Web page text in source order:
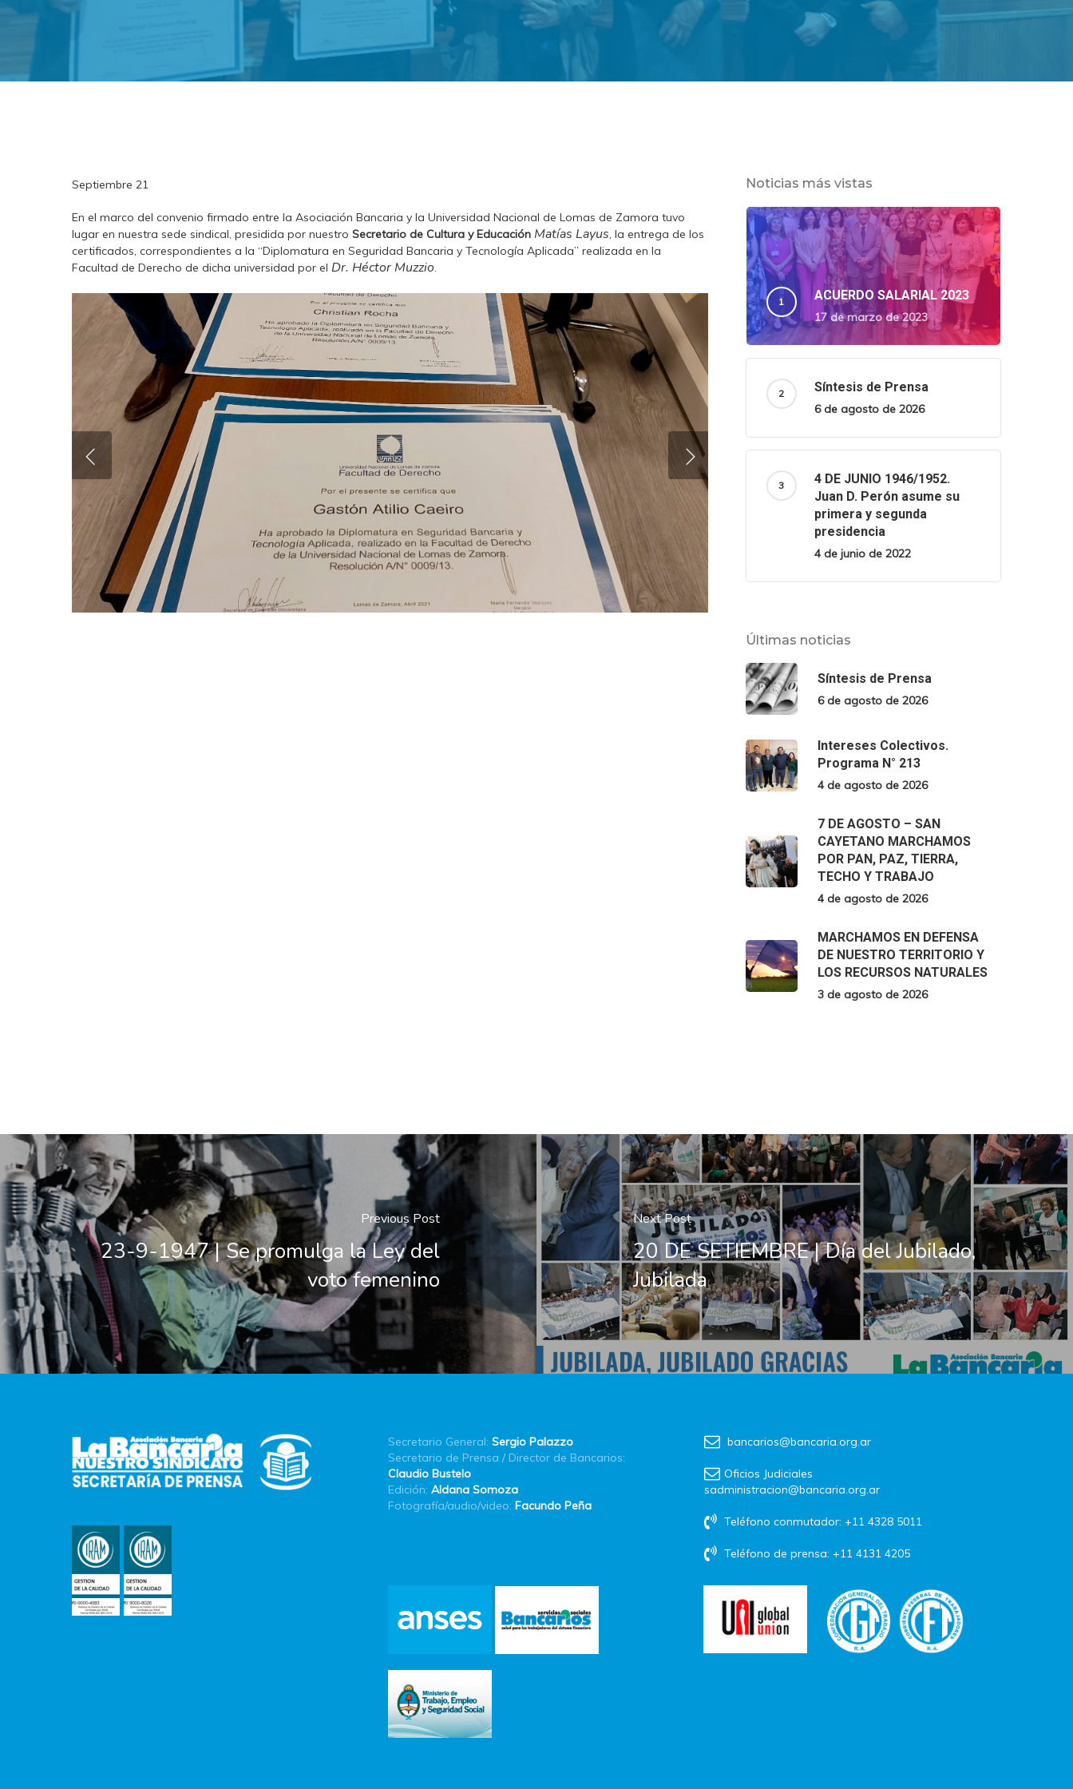
Septiembre 21
En el marco del convenio firmado entre la Asociación Bancaria y la Universidad Nacional de Lomas de Zamora tuvo
lugar en nuestra sede sindical, presidida por nuestroSecretario de Cultura y Educación Matías Layus, la entrega de los
certificados, correspondientes a la “Diplomatura en Seguridad Bancaria y Tecnología Aplicada” realizada en la
Facultad de Derecho de dicha universidad por el Dr. Héctor Muzzio.
Noticias más vistas
ACUERDO SALARIAL 2023
17 de marzo de 2023
Síntesis de Prensa
6 de agosto de 2026
4 DE JUNIO 1946/1952.
Juan D. Perón asume su
primera y segunda
presidencia
4 de junio de 2022
Últimas noticias
Síntesis de Prensa
6 de agosto de 2026
Intereses Colectivos.
Programa N° 213
4 de agosto de 2026
7 DE AGOSTO – SAN
CAYETANO MARCHAMOS
POR PAN, PAZ, TIERRA,
TECHO Y TRABAJO
4 de agosto de 2026
MARCHAMOS EN DEFENSA
DE NUESTRO TERRITORIO Y
LOS RECURSOS NATURALES
3 de agosto de 2026
Previous Post
23-9-1947 | Se promulga la Ley del
voto femenino
Next Post
20 DE SETIEMBRE | Día del Jubilado,
Jubilada
Secretario General: Sergio Palazzo
Secretario de Prensa / Director de Bancarios:
Claudio Bustelo
Edición: Aldana Somoza
Fotografía/audio/video: Facundo Peña
bancarios@bancaria.org.ar
Oficios Judiciales
sadministracion@bancaria.org.ar
Teléfono conmutador: +11 4328 5011
Teléfono de prensa: +11 4131 4205